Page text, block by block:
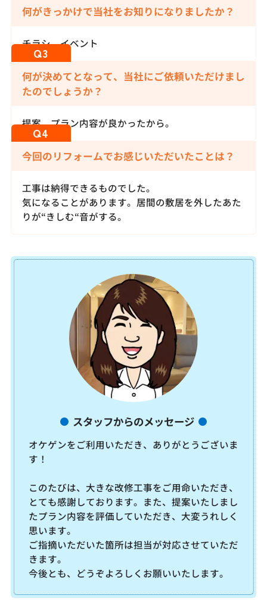
何がきっかけで当社をお知りになりましたか？
チラシ、イベント
何が決めてとなって、当社にご依頼いただけまし
たのでしょうか？
提案、プラン内容が良かったから。
今回のリフォームでお感じいただいたことは？
工事は納得できるものでした。
気になることがあります。居間の敷居を外したあた
りが“きしむ“音がする。
スタッフからのメッセージ
オケゲンをご利用いただき、ありがとうございま
す！
このたびは、大きな改修工事をご用命いただき、
とても感謝しております。また、提案いたしまし
たプラン内容を評価していただき、大変うれしく
思います。
ご指摘いただいた箇所は担当が対応させていただ
きます。
今後とも、どうぞよろしくお願いいたします。